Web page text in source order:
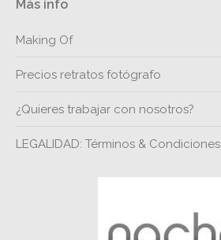
Más info
Making Of
Precios retratos fotógrafo
¿Quieres trabajar con nosotros?
LEGALIDAD: Términos & Condiciones